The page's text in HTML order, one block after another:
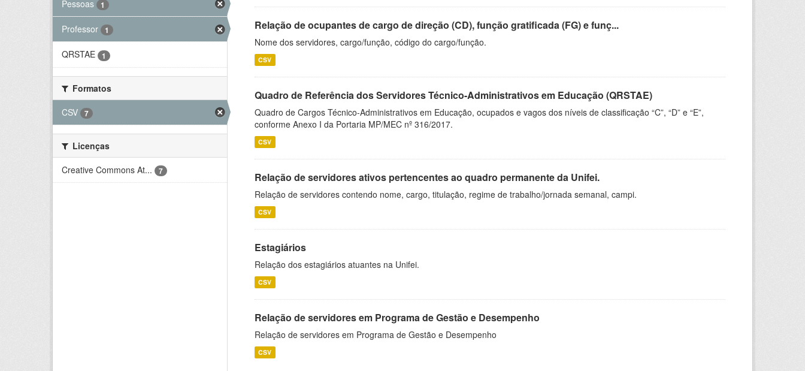
Pessoas 1
Professor 1
QRSTAE 1
Formatos
CSV
7
Licenças
Creative Commons At...
7
Relação de ocupantes de cargo de direção (CD), função gratificada (FG) e funç...
Nome dos servidores, cargo/função, código do cargo/função.
CSV
Quadro de Referência dos Servidores Técnico-Administrativos em Educação (QRSTAE)
Quadro de Cargos Técnico-Administrativos em Educação, ocupados e vagos dos níveis de classificação “C”, “D” e “E”,
conforme Anexo I da Portaria MP/MEC nº 316/2017.
CSV
Relação de servidores ativos pertencentes ao quadro permanente da Unifei.
Relação de servidores contendo nome, cargo, titulação, regime de trabalho/jornada semanal, campi.
CSV
Estagiários
Relação dos estagiários atuantes na Unifei.
CSV
Relação de servidores em Programa de Gestão e Desempenho
Relação de servidores em Programa de Gestão e Desempenho
CSV